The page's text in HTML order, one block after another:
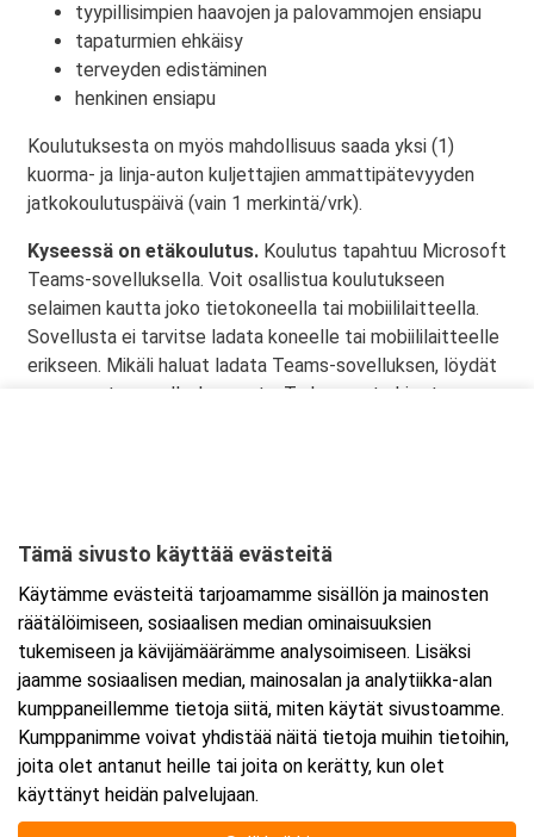
tyypillisimpien haavojen ja palovammojen ensiapu
tapaturmien ehkäisy
terveyden edistäminen
henkinen ensiapu
Koulutuksesta on myös mahdollisuus saada yksi (1)
kuorma- ja linja-auton kuljettajien ammattipätevyyden
jatkokoulutuspäivä (vain 1 merkintä/vrk).
Kyseessä on etäkoulutus. Koulutus tapahtuu Microsoft
Teams-sovelluksella. Voit osallistua koulutukseen
selaimen kautta joko tietokoneella tai mobiililaitteella.
Sovellusta ei tarvitse ladata koneelle tai mobiililaitteelle
erikseen. Mikäli haluat ladata Teams-sovelluksen, löydät
sen omasta sovelluskaupasta. Tarkemmat ohjeet
Ajankohta
Alkaa:13.8.2025 08:30
Päättyy:13.8.2025 15:30
Lisää tapahtuma kalenteriisi
Tämä sivusto käyttää evästeitä
Käytämme evästeitä tarjoamamme sisällön ja mainosten
räätälöimiseen, sosiaalisen median ominaisuuksien
tukemiseen ja kävijämäärämme analysoimiseen. Lisäksi
jaamme sosiaalisen median, mainosalan ja analytiikka-alan
kumppaneillemme tietoja siitä, miten käytät sivustoamme.
Kumppanimme voivat yhdistää näitä tietoja muihin tietoihin,
joita olet antanut heille tai joita on kerätty, kun olet
käyttänyt heidän palvelujaan.